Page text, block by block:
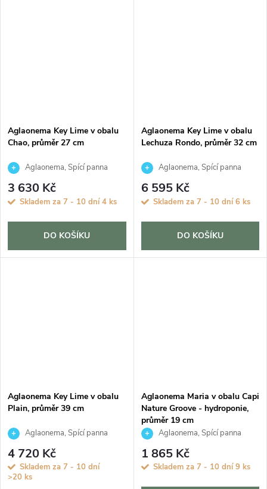
Aglaonema Key Lime v obalu
Chao, průměr 27 cm
Aglaonema, Spící panna
3 630 Kč
Skladem za 7 - 10 dní4 ks
DO KOŠÍKU
Aglaonema Key Lime v obalu
Lechuza Rondo, průměr 32 cm
Aglaonema, Spící panna
6 595 Kč
Skladem za 7 - 10 dní6 ks
DO KOŠÍKU
Aglaonema Key Lime v obalu
Plain, průměr 39 cm
Aglaonema, Spící panna
4 720 Kč
Skladem za 7 - 10 dní
>20 ks
Aglaonema Maria v obalu Capi
Nature Groove - hydroponie,
průměr 19 cm
Aglaonema, Spící panna
1 865 Kč
Skladem za 7 - 10 dní 9 ks